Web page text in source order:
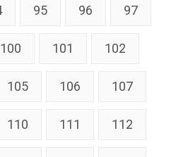
95 96 97
100 101 102
105 106 107
110 111 112